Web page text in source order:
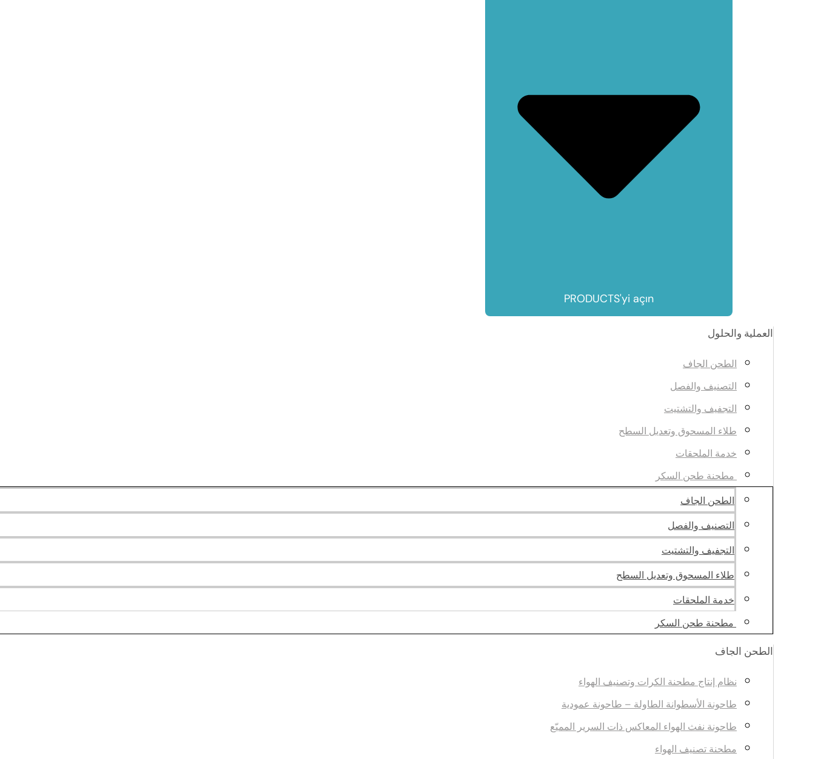
PRODUCTS'yi açın
العملية والحلول
الطحن الجاف
التصنيف والفصل
التجفيف والتشتيت
طلاء المسحوق وتعديل السطح
خدمة الملحقات
مطحنة طحن السكر
الطحن الجاف
التصنيف والفصل
التجفيف والتشتيت
طلاء المسحوق وتعديل السطح
خدمة الملحقات
مطحنة طحن السكر
الطحن الجاف
نظام إنتاج مطحنة الكرات وتصنيف الهواء
طاحونة الأسطوانة الطاولة – طاحونة عمودية
طاحونة نفث الهواء المعاكس ذات السرير المميّع
مطحنة تصنيف الهواء